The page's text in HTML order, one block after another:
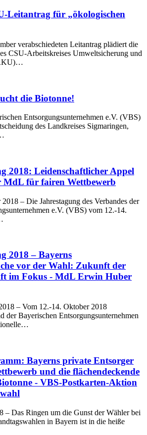
Leitantrag für „ökologischen
verabschiedeten Leitantrag plädiert die
CSU-Arbeitskreises Umweltsicherung und
die Biotonne!
Entsorgungsunternehmen e.V. (VBS)
des Landkreises Sigmaringen,
2018: Leidenschaftlicher Appel
für fairen Wettbewerb
– Die Jahrestagung des Verbandes der
e.V. (VBS) vom 12.-14.
2018 – Bayerns
vor der Wahl: Zukunft der
im Fokus - MdL Erwin Huber
– Vom 12.-14. Oktober 2018
der Bayerischen Entsorgungsunternehmen
Bayerns private Entsorger
und die flächendeckende
- VBS-Postkarten-Aktion
– Das Ringen um die Gunst der Wähler bei
in Bayern ist in die heiße